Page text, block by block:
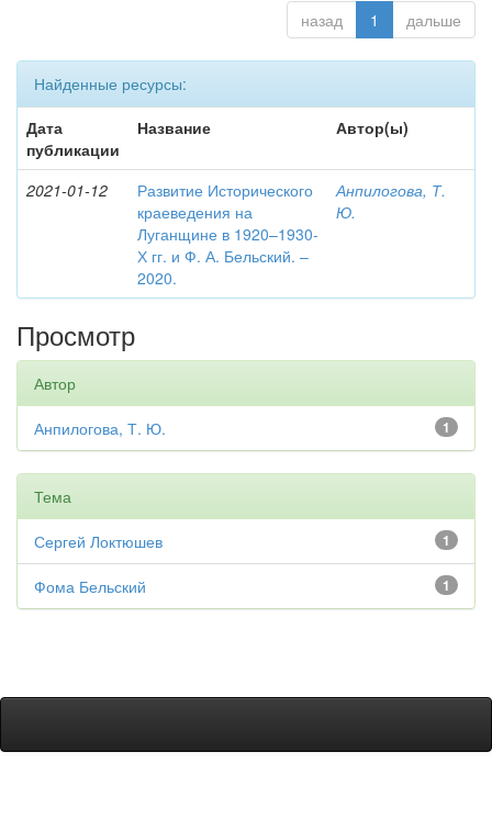
назад 1 дальше
Найденные ресурсы:
Дата
публикации
Название Автор(ы)
2021-01-12
Развитие Исторического
краеведения на
Луганщине в 1920–1930-
Х гг. и Ф. А. Бельский. –
2020.
Анпилогова, Т.
Ю.
Просмотр
Автор
1
Анпилогова, Т. Ю.
Тема
1
Сергей Локтюшев
1
Фома Бельский